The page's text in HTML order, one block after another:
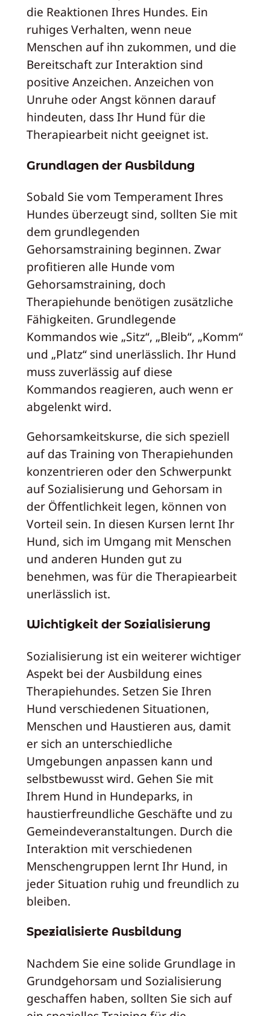
die Reaktionen Ihres Hundes. Ein
ruhiges Verhalten, wenn neue
Menschen auf ihn zukommen, und die
Bereitschaft zur Interaktion sind
positive Anzeichen. Anzeichen von
Unruhe oder Angst können darauf
hindeuten, dass Ihr Hund für die
Therapiearbeit nicht geeignet ist.
Grundlagen der Ausbildung
Sobald Sie vom Temperament Ihres
Hundes überzeugt sind, sollten Sie mit
dem grundlegenden
Gehorsamstraining beginnen. Zwar
profitieren alle Hunde vom
Gehorsamstraining, doch
Therapiehunde benötigen zusätzliche
Fähigkeiten. Grundlegende
Kommandos wie „Sitz“, „Bleib“, „Komm“
und „Platz“ sind unerlässlich. Ihr Hund
muss zuverlässig auf diese
Kommandos reagieren, auch wenn er
abgelenkt wird.
Gehorsamkeitskurse, die sich speziell
auf das Training von Therapiehunden
konzentrieren oder den Schwerpunkt
auf Sozialisierung und Gehorsam in
der Öffentlichkeit legen, können von
Vorteil sein. In diesen Kursen lernt Ihr
Hund, sich im Umgang mit Menschen
und anderen Hunden gut zu
benehmen, was für die Therapiearbeit
unerlässlich ist.
Wichtigkeit der Sozialisierung
Sozialisierung ist ein weiterer wichtiger
Aspekt bei der Ausbildung eines
Therapiehundes. Setzen Sie Ihren
Hund verschiedenen Situationen,
Menschen und Haustieren aus, damit
er sich an unterschiedliche
Umgebungen anpassen kann und
selbstbewusst wird. Gehen Sie mit
Ihrem Hund in Hundeparks, in
haustierfreundliche Geschäfte und zu
Gemeindeveranstaltungen. Durch die
Interaktion mit verschiedenen
Menschengruppen lernt Ihr Hund, in
jeder Situation ruhig und freundlich zu
bleiben.
Spezialisierte Ausbildung
Nachdem Sie eine solide Grundlage in
Grundgehorsam und Sozialisierung
geschaffen haben, sollten Sie sich auf